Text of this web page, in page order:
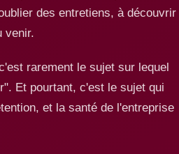
des entretiens, à découvrir
venir.
rarement le sujet sur lequel
Et pourtant, c'est le sujet qui
et la santé de l'entreprise